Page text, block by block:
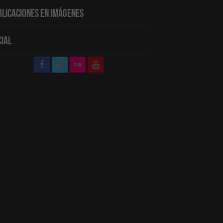
en Imágenes